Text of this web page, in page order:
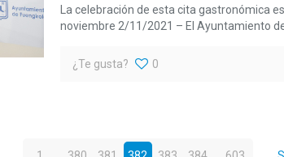
La celebración de esta cita gastronómica
noviembre 2/11/2021 – El Ayuntamiento
¿Te gusta? 0